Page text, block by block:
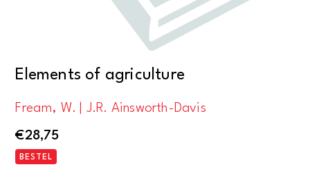
Elements of agriculture
Fream, W. | J.R. Ainsworth-Davis
€28,75
BESTEL